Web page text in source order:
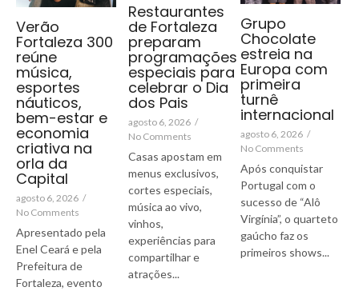
Verão
Fortaleza 300
reúne
música,
esportes
náuticos,
bem-estar e
economia
criativa na
orla da
Capital
agosto 6, 2026 /
No Comments
Apresentado pela
Enel Ceará e pela
Prefeitura de
Fortaleza, evento
Restaurantes
de Fortaleza
preparam
programações
especiais para
celebrar o Dia
dos Pais
agosto 6, 2026 /
No Comments
Casas apostam em
menus exclusivos,
cortes especiais,
música ao vivo,
vinhos,
experiências para
compartilhar e
atrações...
Grupo
Chocolate
estreia na
Europa com
primeira
turnê
internacional
agosto 6, 2026 /
No Comments
Após conquistar
Portugal com o
sucesso de “Alô
Virgínia”, o quarteto
gaúcho faz os
primeiros shows...